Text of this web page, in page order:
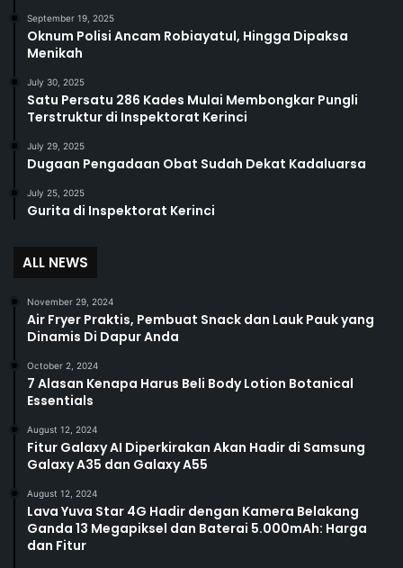
September 19, 2025
Oknum Polisi Ancam Robiayatul, Hingga Dipaksa
Menikah
July 30, 2025
Satu Persatu 286 Kades Mulai Membongkar Pungli
Terstruktur di Inspektorat Kerinci
July 29, 2025
Dugaan Pengadaan Obat Sudah Dekat Kadaluarsa
July 25, 2025
Gurita di Inspektorat Kerinci
ALL NEWS
November 29, 2024
Air Fryer Praktis, Pembuat Snack dan Lauk Pauk yang
Dinamis Di Dapur Anda
October 2, 2024
7 Alasan Kenapa Harus Beli Body Lotion Botanical
Essentials
August 12, 2024
Fitur Galaxy AI Diperkirakan Akan Hadir di Samsung
Galaxy A35 dan Galaxy A55
August 12, 2024
Lava Yuva Star 4G Hadir dengan Kamera Belakang
Ganda 13 Megapiksel dan Baterai 5.000mAh: Harga
dan Fitur